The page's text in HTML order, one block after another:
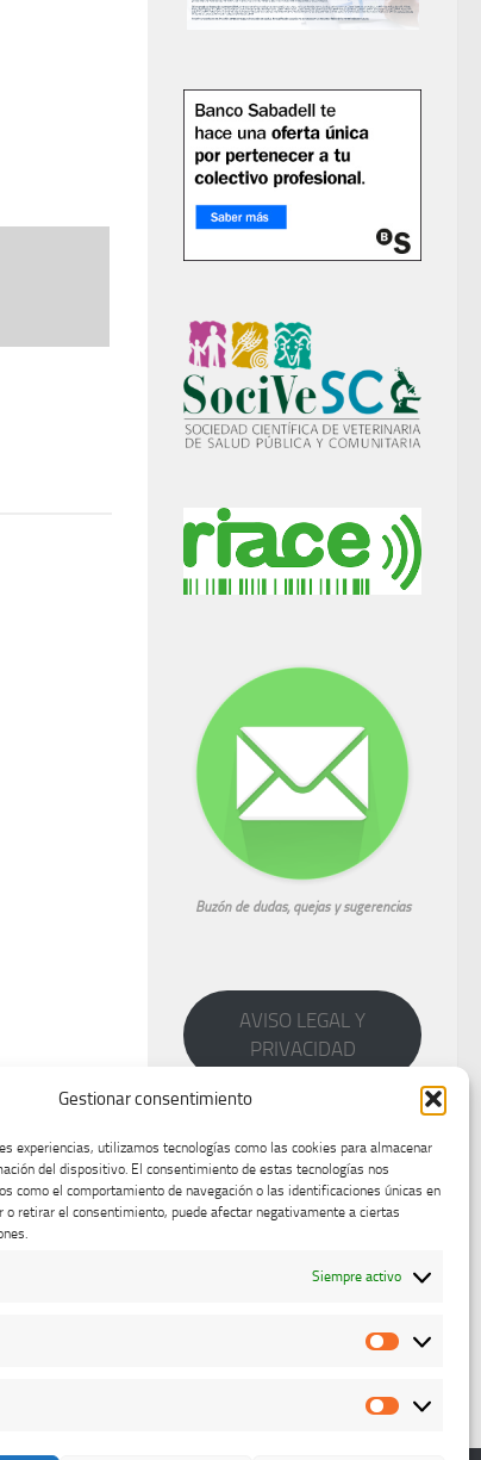
Gestionar consentimiento
experiencias, utilizamos tecnologías como las cookies para almacenar
del dispositivo. El consentimiento de estas tecnologías nos
como el comportamiento de navegación o las identificaciones únicas en
o retirar el consentimiento, puede afectar negativamente a ciertas
Siempre activo
Marketing
Buzón de dudas, quejas y sugerencias
AVISO LEGAL Y
PRIVACIDAD